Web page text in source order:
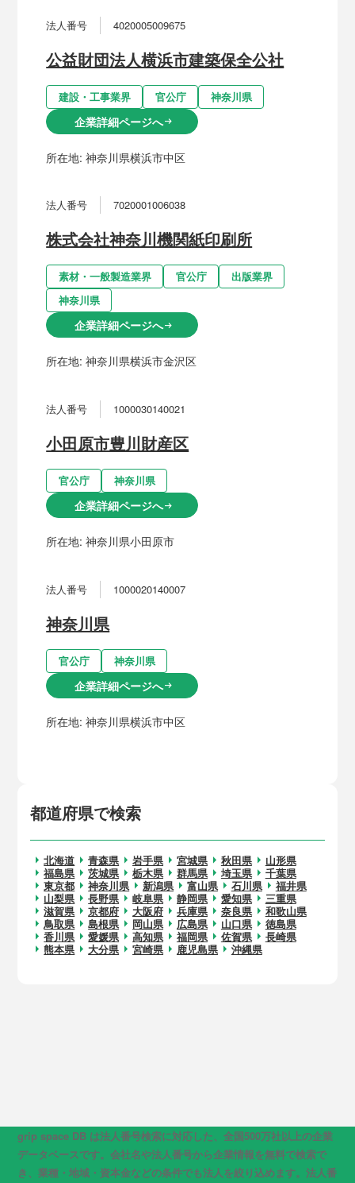
都道府県で検索
北海道 青森県 岩手県 宮城県 秋田県
山形県
福島県
茨城県 栃木県 群馬県 埼玉県
千葉県
東京都
神奈川県 新潟県 富山県 石川県
福井県
山梨県
長野県 岐阜県 静岡県 愛知県
三重県
滋賀県
京都府 大阪府 兵庫県 奈良県
和歌山県
鳥取県
島根県 岡山県 広島県 山口県
徳島県
香川県
愛媛県 高知県 福岡県 佐賀県
長崎県
熊本県
大分県 宮崎県 鹿児島県 沖縄県
法人番号 4020005009675
公益財団法人横浜市建築保全公社
建設・工事業界 官公庁 神奈川県
企業詳細ページへarrow_right_alt
所在地:神奈川県横浜市中区
法人番号 7020001006038
株式会社神奈川機関紙印刷所
素材・一般製造業界 官公庁
出版業界
神奈川県
企業詳細ページへarrow_right_alt
所在地:神奈川県横浜市金沢区
法人番号 1000030140021
小田原市豊川財産区
官公庁 神奈川県
企業詳細ページへarrow_right_alt
所在地:神奈川県小田原市
法人番号 1000020140007
神奈川県
官公庁 神奈川県
企業詳細ページへarrow_right_alt
所在地:神奈川県横浜市中区
grip space DB は法人番号検索に対応した、全国500万社以上の企業
データベースです。会社名や法人番号から企業情報を無料で検索で
き、業種・地域・資本金などの条件でも法人を絞り込めます。法人番